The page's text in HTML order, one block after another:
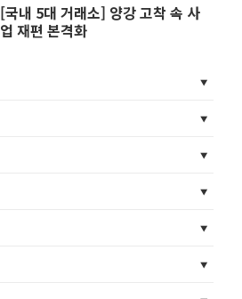
[국내 5대 거래소] 양강 고착 속 사
업 재편 본격화